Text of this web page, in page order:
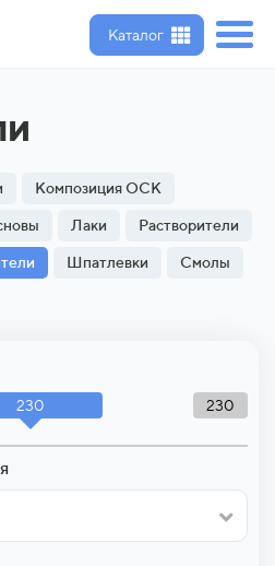
Каталог
Композиция ОСК
Лаки Растворители
Шпатлевки Смолы
230 230